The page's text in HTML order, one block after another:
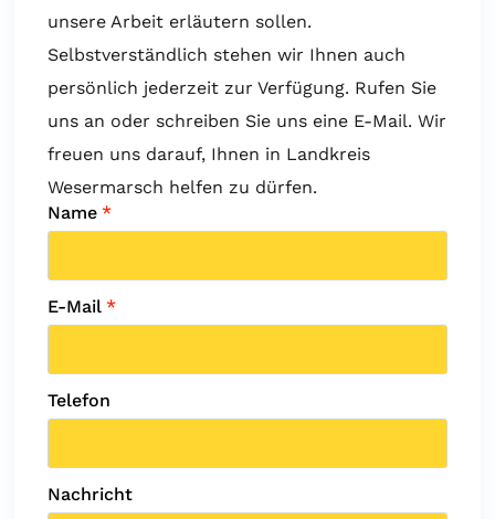
unsere Arbeit erläutern sollen.
Selbstverständlich stehen wir Ihnen auch
persönlich jederzeit zur Verfügung. Rufen Sie
uns an oder schreiben Sie uns eine E-Mail. Wir
freuen uns darauf, Ihnen in Landkreis
Wesermarsch helfen zu dürfen.
Name *
E-Mail *
Telefon
Nachricht